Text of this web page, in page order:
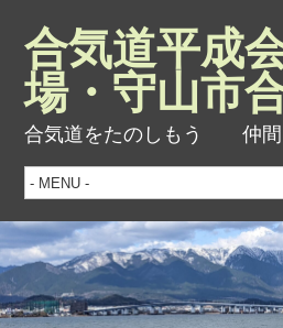
合気道平成
場・守山市
合気道をたのしもう 仲間